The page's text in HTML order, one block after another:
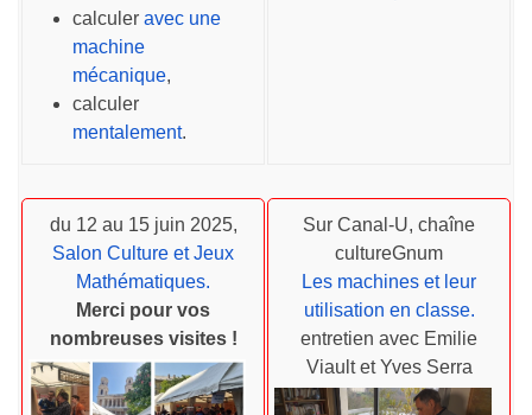
calculer avec une
machine
mécanique,
calculer
mentalement.
du 12 au 15 juin 2025,
Salon Culture et Jeux
Mathématiques.
Merci pour vos
nombreuses visites !
Sur Canal-U, chaîne
cultureGnum
Les machines et leur
utilisation en classe.
entretien avec Emilie
Viault et Yves Serra